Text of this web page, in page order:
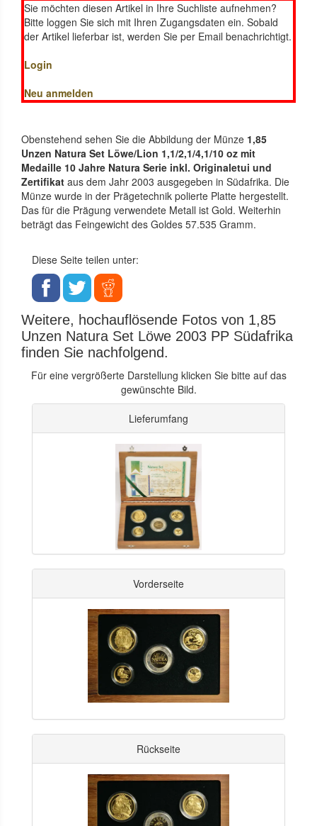
Sie möchten diesen Artikel in Ihre Suchliste aufnehmen?
Bitte loggen Sie sich mit Ihren Zugangsdaten ein. Sobald
der Artikel lieferbar ist, werden Sie per Email benachrichtigt.
Login
Neu anmelden
Obenstehend sehen Sie die Abbildung der Münze 1,85
Unzen Natura Set Löwe/Lion 1,1/2,1/4,1/10 oz mit
Medaille 10 Jahre Natura Serie inkl. Originaletui und
Zertifikat aus dem Jahr 2003 ausgegeben in Südafrika. Die
Münze wurde in der Prägetechnik polierte Platte hergestellt.
Das für die Prägung verwendete Metall ist Gold. Weiterhin
beträgt das Feingewicht des Goldes 57.535 Gramm.
Diese Seite teilen unter:
Weitere, hochauflösende Fotos von 1,85
Unzen Natura Set Löwe 2003 PP Südafrika
finden Sie nachfolgend.
Für eine vergrößerte Darstellung klicken Sie bitte auf das
gewünschte Bild.
Lieferumfang
Vorderseite
Rückseite